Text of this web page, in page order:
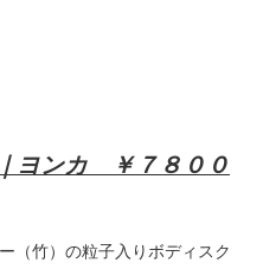
ヨンカ ￥７８００
（竹）の粒子入りボディスク